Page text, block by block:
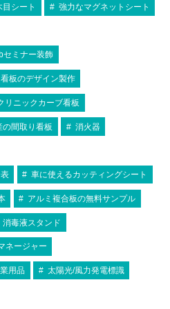
目シート 強力なマグネットシート
セミナー装飾
看板のデザイン製作
リニックカーブ看板
の間取り看板 消火器
車に使えるカッティングシート
アルミ複合板の無料サンプル
消毒液スタンド
ネージャー
用品 太陽光/風力発電標識